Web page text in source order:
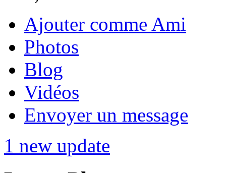
Ajouter comme Ami
Photos
Blog
Vidéos
Envoyer un message
1 new update